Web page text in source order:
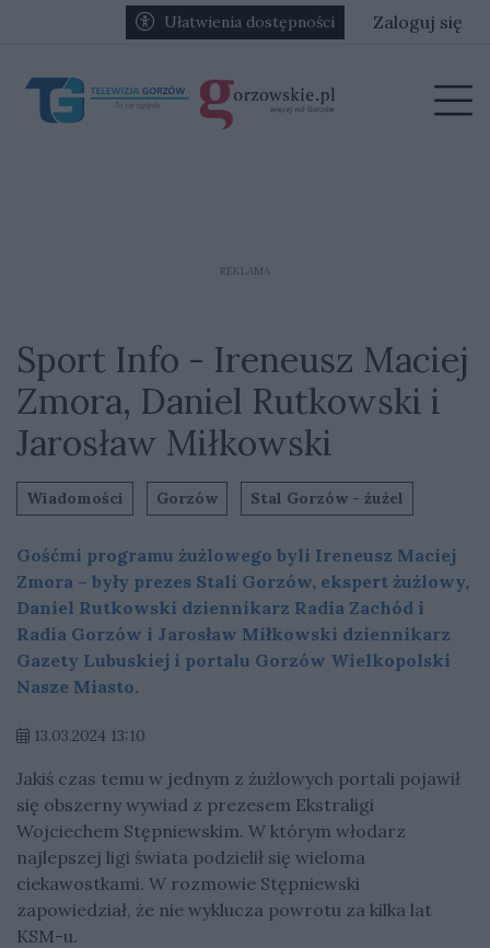
Przejdź do głównych treści
Przejdź do głównego menuUłatwienia dostępności Zaloguj się
REKLAMA
Sport Info - Ireneusz Maciej
Zmora, Daniel Rutkowski i
Jarosław Miłkowski
Wiadomości Gorzów Stal Gorzów - żużel
Gośćmi programu żużlowego byli Ireneusz Maciej
Zmora – były prezes Stali Gorzów, ekspert żużlowy,
Daniel Rutkowski dziennikarz Radia Zachód i
Radia Gorzów i Jarosław Miłkowski dziennikarz
Gazety Lubuskiej i portalu Gorzów Wielkopolski
Nasze Miasto.
13.03.2024 13:10
Jakiś czas temu w jednym z żużlowych portali pojawił
się obszerny wywiad z prezesem Ekstraligi
Wojciechem Stępniewskim. W którym włodarz
najlepszej ligi świata podzielił się wieloma
ciekawostkami. W rozmowie Stępniewski
zapowiedział, że nie wyklucza powrotu za kilka lat
KSM-u.